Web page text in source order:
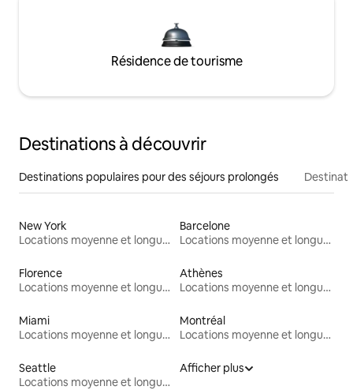
Résidence de tourisme
Destinations à découvrir
Destinations populaires pour des séjours prolongés
New York
Locations moyenne et longue durée
Barcelone
Locations moyenne et longue durée
Florence
Locations moyenne et longue durée
Athènes
Locations moyenne et longue durée
Miami
Locations moyenne et longue durée
Montréal
Locations moyenne et longue durée
Seattle
Locations moyenne et longue durée
Afficher plus